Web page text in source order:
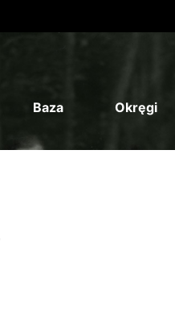
Baza Okręgi